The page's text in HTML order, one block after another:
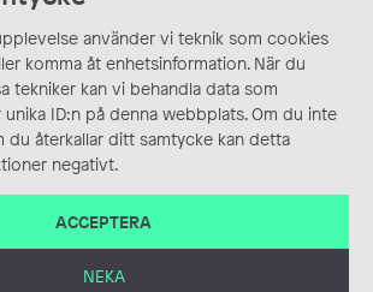
använder vi teknik som cookies
komma åt enhetsinformation. När du
tekniker kan vi behandla data som
ID:n på denna webbplats. Om du inte
du återkallar ditt samtycke kan detta
negativt.
ACCEPTERA
NEKA